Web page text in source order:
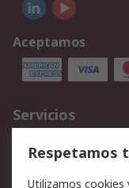
Aceptamos
Servicios
Cómo realizar
Facturación y
Respetamos
Utilizamos cookies